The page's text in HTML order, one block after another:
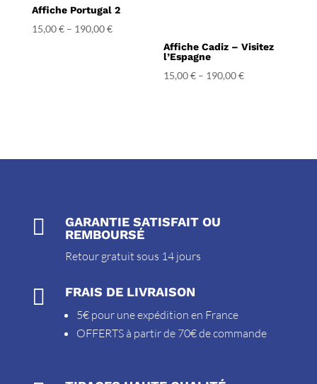
Affiche Portugal 2
15,00€– 190,00€
Affiche Cadiz – Visitez
l’Espagne
15,00€ – 190,00€

GARANTIE SATISFAIT OU
REMBOURSÉ
Retour gratuit sous 14 jours
 FRAIS DE LIVRAISON
5€ pour une expédition en France
OFFERTS à partir de 70€ de commande